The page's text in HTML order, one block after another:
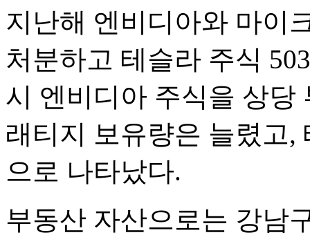
지난해 엔비디아와 마이
처분하고 테슬라 주식
시 엔비디아 주식을 상당
래티지 보유량은 늘렸고,
으로 나타났다.
부동산 자산으로는 강남